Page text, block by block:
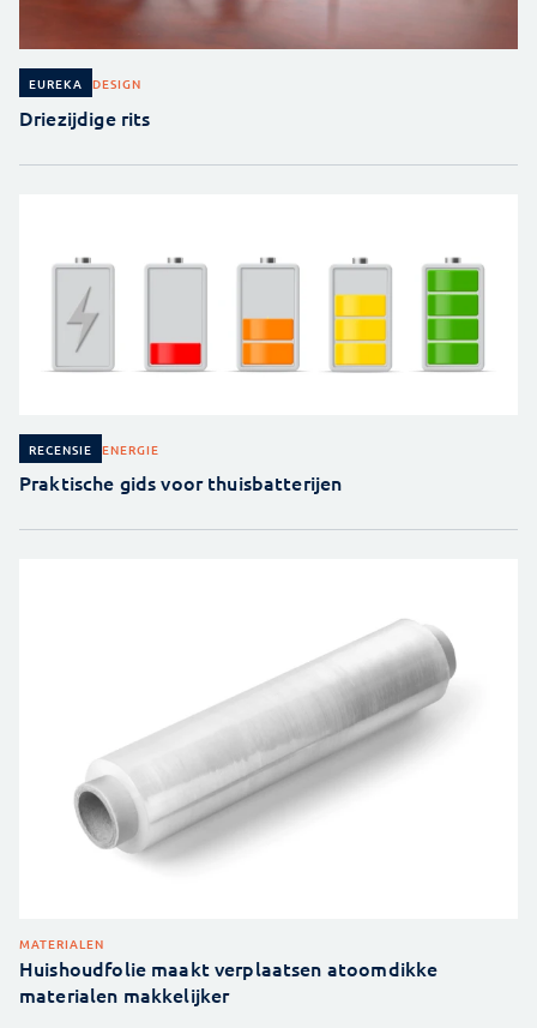
EUREKA DESIGN
Driezijdige rits
RECENSIE ENERGIE
Praktische gids voor thuisbatterijen
MATERIALEN
Huishoudfolie maakt verplaatsen atoomdikke
materialen makkelijker